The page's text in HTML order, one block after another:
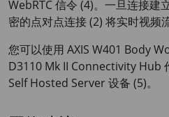
WebRTC 信令 (4)。一旦连接建
密的点对点连接 (2) 将实时视频
您可以使用 AXIS W401 Body
D3110 Mk II Connectivity Hub
Self Hosted Server 设备 (5)。